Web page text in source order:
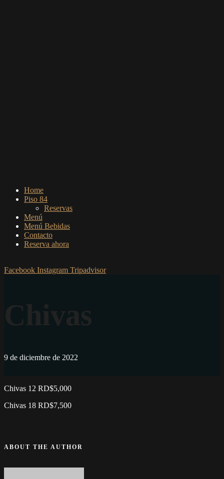
Home
Piso 84
Reservas
Menú
Menú Bebidas
Contacto
Reserva ahora
Facebook Instagram Tripadvisor
Chivas
9 de diciembre de 2022
Chivas 12 RD$5,000
Chivas 18 RD$7,500
ABOUT THE AUTHOR